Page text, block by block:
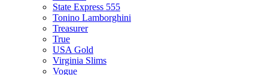
State Express 555
Tonino Lamborghini
Treasurer
True
USA Gold
Virginia Slims
Vogue